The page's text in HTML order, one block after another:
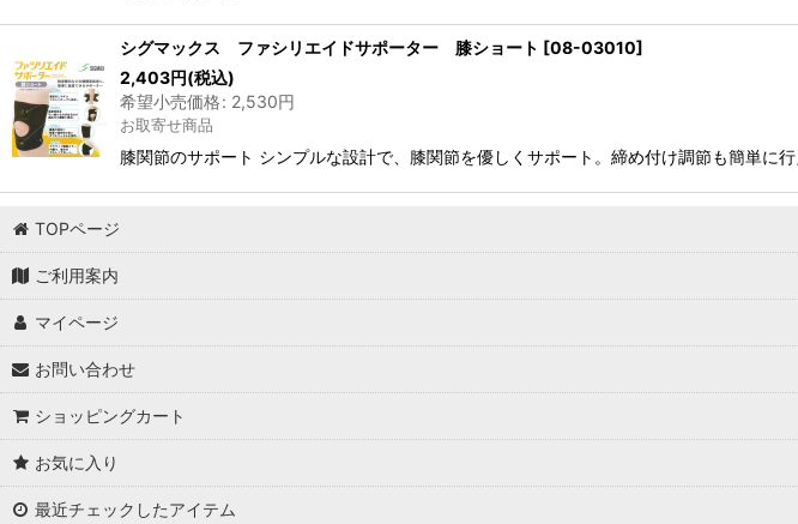
シグマックス ファシリエイドサポーター 膝ショート [08-03010]
2,403円(税込)
希望小売価格: 2,530円
お取寄せ商品
膝関節のサポート シンプルな設計で、膝関節を優しくサポート。締め付け調節も簡単に行
TOPページ
ご利用案内
マイページ
お問い合わせ
ショッピングカート
お気に入り
最近チェックしたアイテム